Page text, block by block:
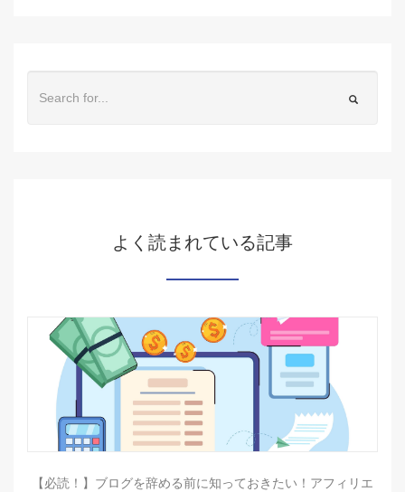
よく読まれている記事
【必読！】ブログを辞める前に知っておきたい！アフィリエ